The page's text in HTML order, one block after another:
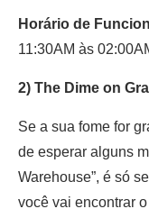
Horário de
11:30AM às
2) The Dime on
Se a sua fome for
de esperar alguns
Warehouse”, é só
você vai encontrar